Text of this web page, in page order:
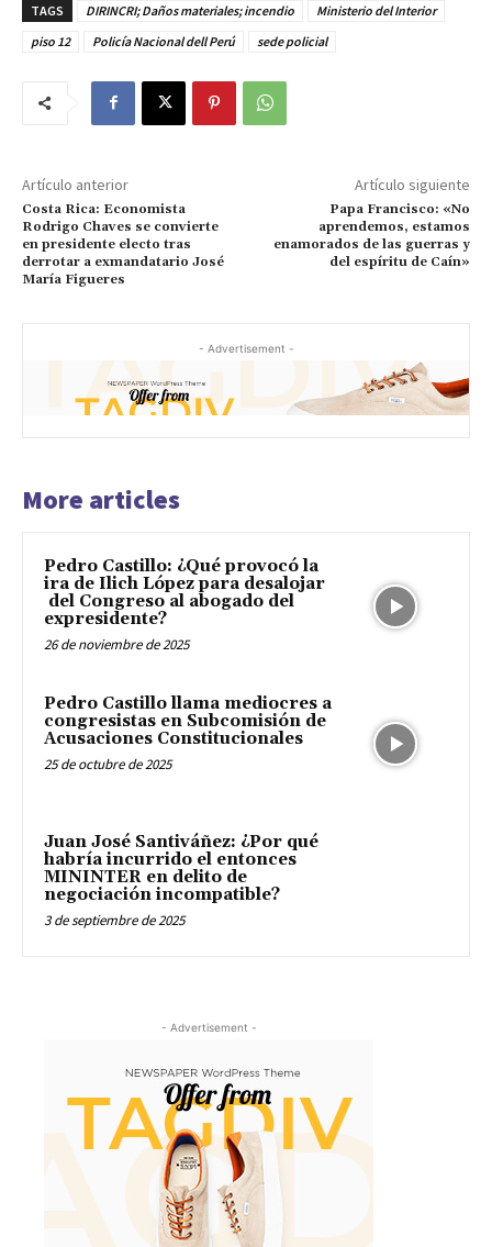
TAGS DIRINCRI; Daños materiales; incendio
Ministerio del Interior
piso 12
Policía Nacional dell Perú sede policial
Artículo anterior
Costa Rica: Economista
Rodrigo Chaves se convierte
en presidente electo tras
derrotar a exmandatario José
María Figueres
Artículo siguiente
Papa Francisco: «No
aprendemos, estamos
enamorados de las guerras y
del espíritu de Caín»
- Advertisement -
More articles
Pedro Castillo: ¿Qué provocó la
ira de Ilich López para desalojar
del Congreso al abogado del
expresidente?
26 de noviembre de 2025
Pedro Castillo llama mediocres a
congresistas en Subcomisión de
Acusaciones Constitucionales
25 de octubre de 2025
Juan José Santiváñez: ¿Por qué
habría incurrido el entonces
MININTER en delito de
negociación incompatible?
3 de septiembre de 2025
- Advertisement -